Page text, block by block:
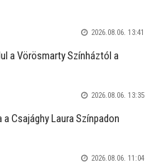
2026.08.06. 13:41
a Vörösmarty Színháztól a
2026.08.06. 13:35
Csajághy Laura Színpadon
2026.08.06. 11:04